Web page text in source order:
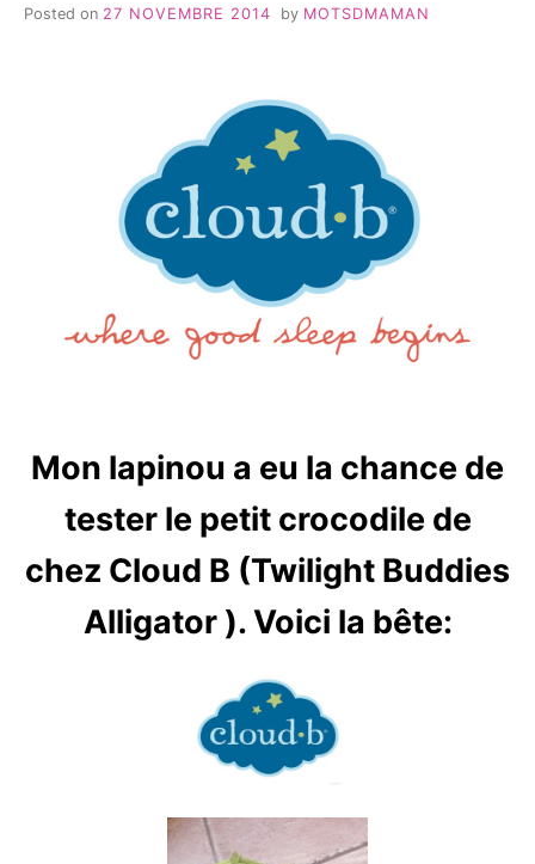
Posted on 27 NOVEMBRE 2014 by MOTSDMAMAN
Mon lapinou a eu la chance de
tester le petit crocodile de
chez Cloud B (Twilight Buddies
Alligator ). Voici la bête: